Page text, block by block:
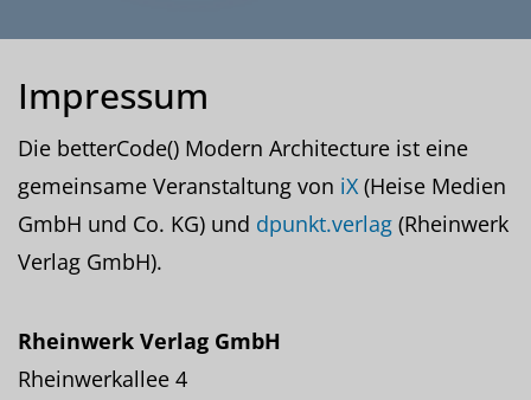
Impressum
Die betterCode() Modern Architecture ist eine
gemeinsame Veranstaltung von iX (Heise Medien
GmbH und Co. KG) und dpunkt.verlag (Rheinwerk
Verlag GmbH).
Rheinwerk Verlag GmbH
Rheinwerkallee 4